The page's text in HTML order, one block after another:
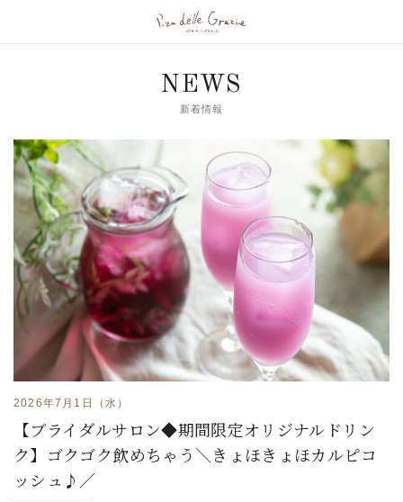
NEWS
新着情報
2026年7月1日（水）
【ブライダルサロン◆期間限定オリジナルドリン
ク】ゴクゴク飲めちゃう＼きょほきょほカルピコ
ッシュ♪／